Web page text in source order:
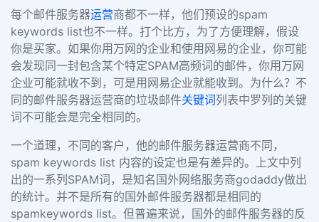
每个邮件服务器运营商都不一样，他们预设的spam
keywords list也不一样。 打个比方，为了方便理解，假设
你是买家。如果你用万网的企业和使用网易的企业，你可能
会发现同一封包含某个特定SPAM高频词的邮件，你用万网
企业可能就收不到，可是用网易企业就能收到。为什么？不
同的邮件服务器运营商的垃圾邮件关键词列表中罗列的关键
词不可能会是完全相同的。
一个道理，不同的客户，他的邮件服务器运营商不同，
spam keywords list 内容的设定也是有差异的。上文中列
出的一系列SPAM词，是知名国外网络服务商godaddy做出
的统计。并不是所有的国外邮件服务器都是相同的
spamkeywords list。但普遍来说，国外的邮件服务器的反